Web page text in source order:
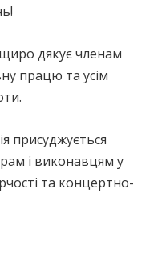
дякує членам
працю та усім
присуджується
і виконавцям у
та концертно-